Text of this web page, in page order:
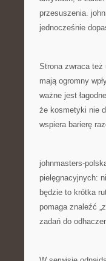
przesuszenia.
jednocześnie
Strona zwraca
mają ogromny
ważne jest
że kosmetyki nie
wspiera barierę
johnmasters-
pielęgnacyjnych:
będzie to krótka
pomaga znaleźć
zadań do